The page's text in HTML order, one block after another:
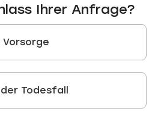
Ihrer Anfrage?
Todesfall